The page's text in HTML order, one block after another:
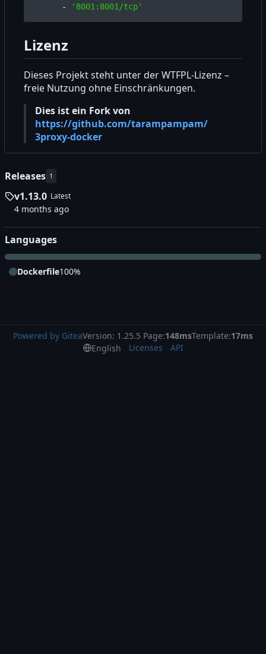
-
'8001:8001/tcp'
Lizenz
Dieses Projekt steht unter der WTFPL-Lizenz –
freie Nutzung ohne Einschränkungen.
Dies ist ein Fork von
https://github.com/tarampampam/
3proxy-docker
Releases 1
v1.13.0 Latest
Languages
Dockerfile100%
Powered by GiteaVersion: 1.25.5 Page:148msTemplate:17ms
English
Licenses API